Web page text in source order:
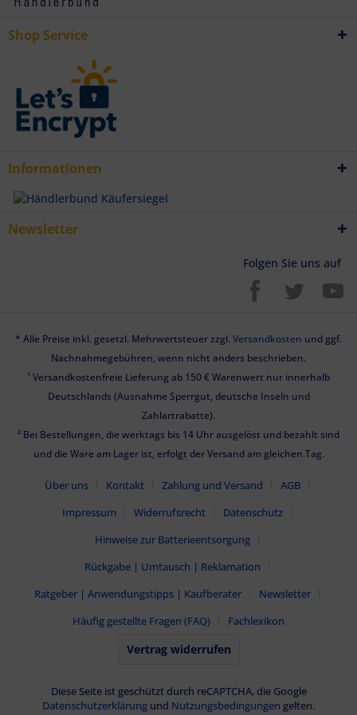
Shop Service
Informationen
Newsletter
Folgen Sie uns auf
* Alle Preise inkl. gesetzl. Mehrwertsteuer zzgl. Versandkosten und ggf.
Nachnahmegebühren, wenn nicht anders beschrieben.
¹ Versandkostenfreie Lieferung ab 150 € Warenwert nur innerhalb
Deutschlands (Ausnahme Sperrgut, deutsche Inseln und
Zahlartrabatte).
² Bei Bestellungen, die werktags bis 14 Uhr ausgelöst und bezahlt sind
und die Ware am Lager ist, erfolgt der Versand am gleichen Tag.
Über uns Kontakt Zahlung und Versand
AGB
Impressum
Widerrufsrecht
Datenschutz
Hinweise zur Batterieentsorgung
Rückgabe | Umtausch | Reklamation
Ratgeber | Anwendungstipps | Kaufberater
Newsletter
Häufig gestellte Fragen (FAQ)
Fachlexikon
Vertrag widerrufen
Diese Seite ist geschützt durch reCAPTCHA, die Google
Datenschutzerklärung und Nutzungsbedingungen gelten.
Endgeräteeigenschaften zur Identifikation aktiv abfragen